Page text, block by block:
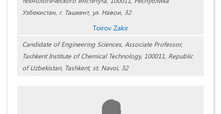
Узбекистан, г. Ташкент, ул. Навои, 32
Tоirov Zakir
Candidate of Engineering Sciences, Associate Professor,
Tashkent Institute of Chemical Technology, 100011, Republic
of Uzbekistan, Tashkent, st. Navoi, 32